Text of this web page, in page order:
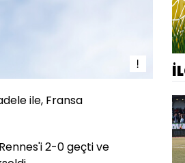
ile, Fransa
2-0 geçti ve